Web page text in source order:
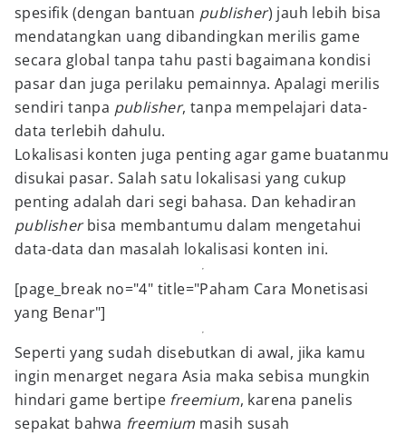
spesifik (dengan bantuan publisher) jauh lebih bisa
mendatangkan uang dibandingkan merilis game
secara global tanpa tahu pasti bagaimana kondisi
pasar dan juga perilaku pemainnya. Apalagi merilis
sendiri tanpa publisher, tanpa mempelajari data-
data terlebih dahulu.
Lokalisasi konten juga penting agar game buatanmu
disukai pasar. Salah satu lokalisasi yang cukup
penting adalah dari segi bahasa. Dan kehadiran
publisherbisa membantumu dalam mengetahui
data-data dan masalah lokalisasi konten ini.
[page_break no="4" title="Paham Cara Monetisasi
yang Benar"]
Seperti yang sudah disebutkan di awal, jika kamu
ingin menarget negara Asia maka sebisa mungkin
hindari game bertipe freemium, karena panelis
sepakat bahwa freemium masih susah